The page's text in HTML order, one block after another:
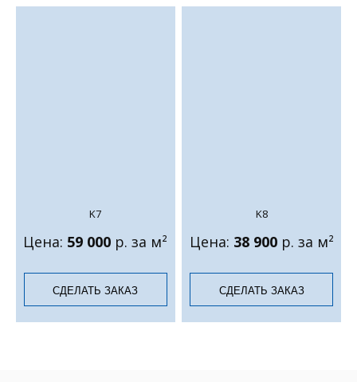
K7
Цена: 59 000 р. за м²
СДЕЛАТЬ ЗАКАЗ
K8
Цена: 38 900р. за м²
СДЕЛАТЬ ЗАКАЗ